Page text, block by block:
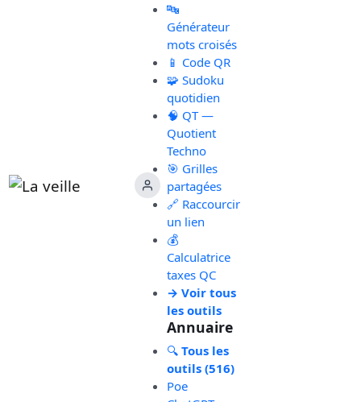
🔤
Générateur
mots croisés
📱 Code QR
🧩 Sudoku
quotidien
🧠 QT —
Quotient
Techno
🎯 Grilles
partagées
🔗 Raccourcir
un lien
💰
Calculatrice
taxes QC
→ Voir tous
les outils
Annuaire
🔍 Tous les
outils (516)
Poe